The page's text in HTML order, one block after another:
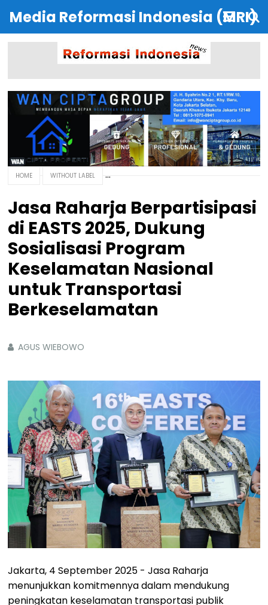
Media Reformasi Indonesia (MRI)
HOME WITHOUT LABEL
Jasa Raharja Berpartisipasi
di EASTS 2025, Dukung
Sosialisasi Program
Keselamatan Nasional
untuk Transportasi
Berkeselamatan
AGUS WIEBOWO
Jakarta, 4 September 2025 - Jasa Raharja
menunjukkan komitmennya dalam mendukung
peningkatan keselamatan transportasi publik